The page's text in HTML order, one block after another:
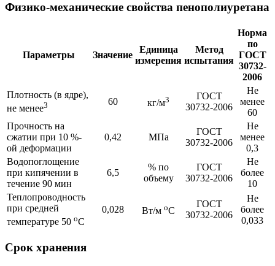
Физико-механические свойства пенополиуретана
Параметры Значение
Единица
измерения
Метод
испытания
Норма
по
ГОСТ
30732-
2006
Плотность (в ядре),
не менее3 60 кг/м3
ГОСТ
30732-2006
Не
менее
60
Прочность на
сжатии при 10 %-
ой деформации
0,42 МПа
ГОСТ
30732-2006
Не
менее
0,3
Водопоглощение
при кипячении в
течение 90 мин
6,5
% по
объему
ГОСТ
30732-2006
Не
более
10
Теплопроводность
при средней
температуре 50 оС
0,028 Вт/м оС
ГОСТ
30732-2006
Не
более
0,033
Срок хранения